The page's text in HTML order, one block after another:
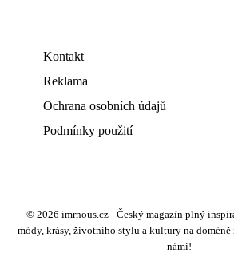
Kontakt
Reklama
Ochrana osobních údajů
Podmínky použití
© 2026 imrnous.cz - Český magazín plný
módy, krásy, životního stylu a kultury na doméně
námi!